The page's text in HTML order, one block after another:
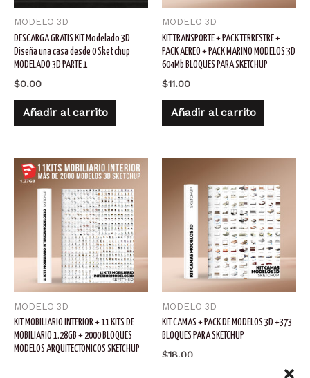
MODELO 3D
DESCARGA GRATIS KIT Modelado 3D
Diseña una casa desde 0 Sketchup
MODELADO 3D PARTE 1
$0.00
Añadir al carrito
MODELO 3D
KIT TRANSPORTE + PACK TERRESTRE +
PACK AEREO + PACK MARINO MODELOS 3D
604Mb BLOQUES PARA SKETCHUP
$11.00
Añadir al carrito
MODELO 3D
KIT MOBILIARIO INTERIOR + 11 KITS DE
MOBILIARIO 1.28GB + 2000 BLOQUES
MODELOS ARQUITECTONICOS SKETCHUP
MODELO 3D
KIT CAMAS + PACK DE MODELOS 3D +373
BLOQUES PARA SKETCHUP
$18.00